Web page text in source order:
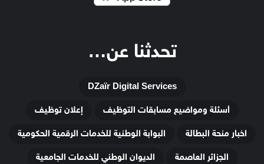
تحدثنا عن…
DZaïr Digital Services
أسئلة ومواضيع مسابقات التوظيف
إعلان توظيف
اخبار منحة البطالة
البوابة الوطنية للخدمات الرقمية الحكومية
الجزائر العاصمة
الديوان الوطني للخدمات الجامعية